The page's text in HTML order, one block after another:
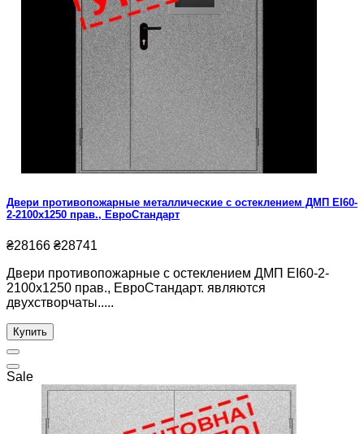
Двери противопожарные металлические с остеклением ДМП ЕІ60-
2-2100x1250 прав., ЕвроСтандарт
₴28166 ₴28741
Двери противопожарные с остеклением ДМП ЕІ60-2-
2100x1250 прав., ЕвроСтандарт. являются
двухстворчаты.....
Купить
Sale